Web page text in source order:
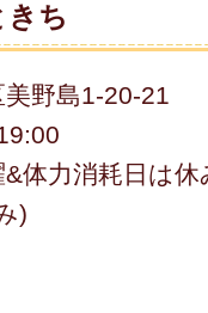
ち
美野島1-20-21
&体力消耗日は
)